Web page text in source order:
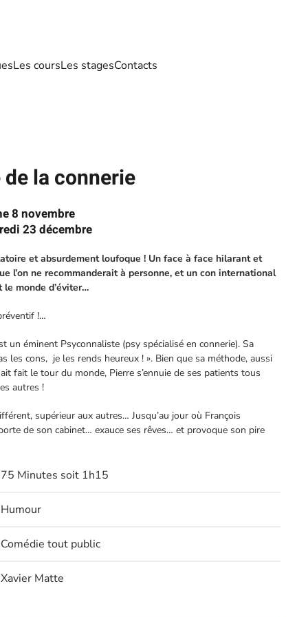
Les coursLes stagesContacts
la connerie
8 novembre
23 décembre
et absurdement loufoque ! Un face à face hilarant et
l’on ne recommanderait à personne, et un con international
le monde d’éviter…
!…
un éminent Psyconnaliste (psy spécialisé en connerie). Sa
les cons, je les rends heureux ! ». Bien que sa méthode, aussi
fait le tour du monde, Pierre s’ennuie de ses patients tous
autres !
supérieur aux autres… Jusqu’au jour où François
de son cabinet… exauce ses rêves… et provoque son pire
75 Minutes soit 1h15
Humour
Comédie tout public
Xavier Matte